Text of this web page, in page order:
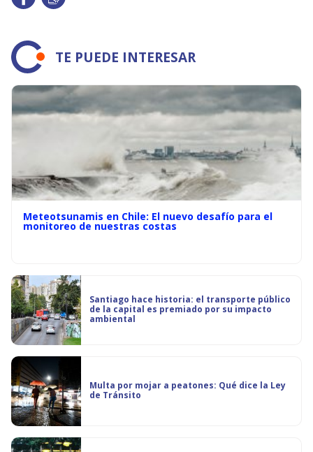
TE PUEDE INTERESAR
Meteotsunamis en Chile: El nuevo desafío para el
monitoreo de nuestras costas
Santiago hace historia: el transporte público
de la capital es premiado por su impacto
ambiental
Multa por mojar a peatones: Qué dice la Ley
de Tránsito